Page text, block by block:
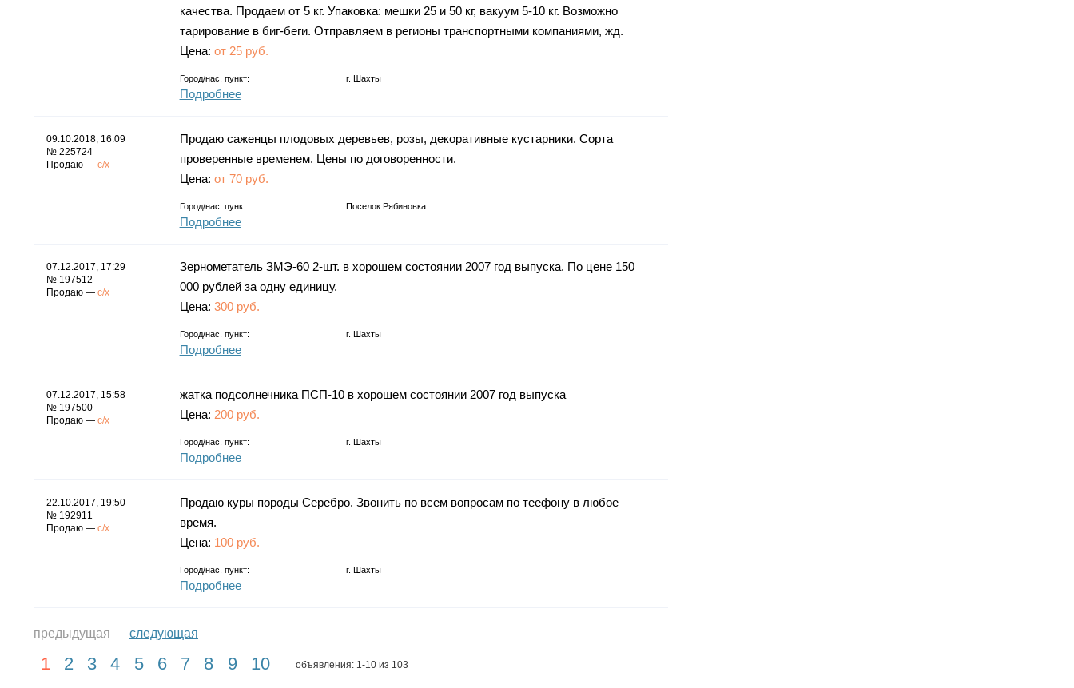
качества. Продаем от 5 кг. Упаковка: мешки 25 и 50 кг, вакуум 5-10 кг. Возможно
тарирование в биг-беги. Отправляем в регионы транспортными компаниями, жд.
Цена: от 25 руб.
Город/нас. пункт: г. Шахты
Подробнее
09.10.2018, 16:09
№ 225724
Продаю — с/х
Продаю саженцы плодовых деревьев, розы, декоративные кустарники. Сорта
проверенные временем. Цены по договоренности.
Цена: от 70 руб.
Город/нас. пункт: Поселок Рябиновка
Подробнее
07.12.2017, 17:29
№ 197512
Продаю — с/х
Зернометатель ЗМЭ-60 2-шт. в хорошем состоянии 2007 год выпуска. По цене 150
000 рублей за одну единицу.
Цена: 300 руб.
Город/нас. пункт: г. Шахты
Подробнее
07.12.2017, 15:58
№ 197500
Продаю — с/х
жатка подсолнечника ПСП-10 в хорошем состоянии 2007 год выпуска
Цена: 200 руб.
Город/нас. пункт: г. Шахты
Подробнее
22.10.2017, 19:50
№ 192911
Продаю — с/х
Продаю куры породы Серебро. Звонить по всем вопросам по теефону в любое
время.
Цена: 100 руб.
Город/нас. пункт: г. Шахты
Подробнее
предыдущая следующая
1 2 3 4 5 6 7 8 9 10 объявления: 1-10 из 103